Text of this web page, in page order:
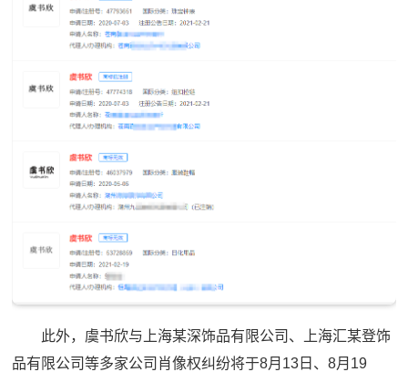
此外，虞书欣与上海某深饰品有限公司、上海汇某登饰
品有限公司等多家公司肖像权纠纷将于8月13日、8月19